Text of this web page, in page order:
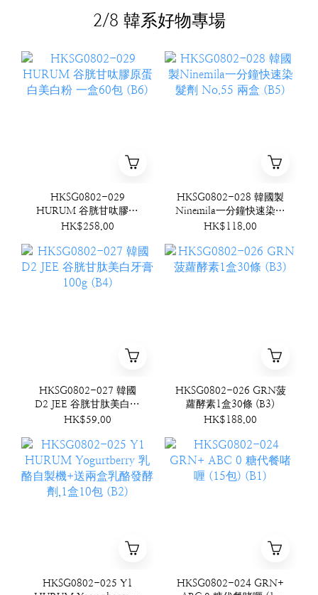
2/8 韓系好物專場
HKSG0802-029
HURUM 谷胱甘呔膠原
蛋白美白粉 一盒60包
HK$258.00
HKSG0802-028 韓國製
Ninemila一分鐘快速染髮
劑 No.55 兩盒 (B5)
HK$118.00
HKSG0802-027 韓國
D2 JEE 谷胱甘肽美白牙
膏 100g (B4)
HK$59.00
HKSG0802-026 GRN菠
蘿酵素1盒30條 (B3)
HK$188.00
HKSG0802-025 Y1
HKSG0802-024 GRN+